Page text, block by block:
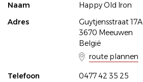
Naam
Happy Old Iron
Adres
Guytjensstraat 17A
3670 Meeuwen
België
route plannen
Telefoon
0477 42 35 25